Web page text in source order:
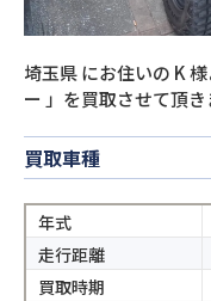
埼玉県にお住いの K様
ー 」を買取させて頂き
買取車種
年式
走行距離
買取時期